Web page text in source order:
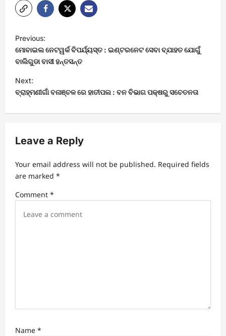
P
o
s
t
n
a
i
a
t
i
Previous:
ମୋବାଇଲ ନେଟୱର୍କ ବିପର୍ଯ୍ୟସ୍ତ : ଇଣ୍ଟରନେଟ ସେବା ବ୍ଯାହତ ଯୋଗୁଁ
ବାଲିଗୁଡା ବାସୀ ହନ୍ତସନ୍ତ
Next:
ବ୍ରାହ୍ମଣୀଗାଁ ବନାଞ୍ଚଳ ରେ ହାତୀପଲ : ବନ ବିଭାଗ ପକ୍ଷରୁ ସଚେତନତା
Leave a Reply
Your email address will not be published. Required fields
are marked *
Comment *
Name *